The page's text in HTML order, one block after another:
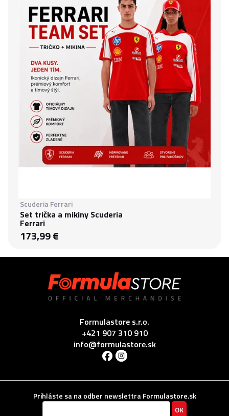
Scuderia Ferrari
Set trička a mikiny Scuderia
Ferrari
173,99 €
Formulastore s.r.o.
+421 907 310 910
info@formulastore.sk
Prihláste sa na odber newslettra Formulastore.sk